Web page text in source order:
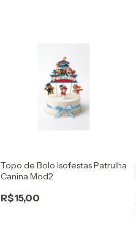
Topo de Bolo Isofestas Patrulha
Canina Mod2
R$15,00